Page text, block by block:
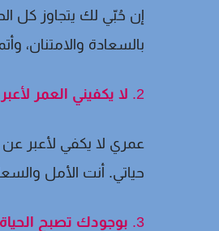
إن حُبّي لك يتجاوز كل
بالسعادة والامتنان،
2. لا يكفيني العمر
عمري لا يكفي لأعبر
حياتي. أنت الأمل
3. بوجودك تصبح